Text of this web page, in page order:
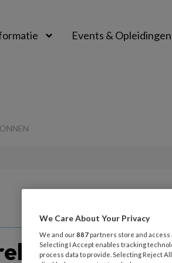
Events & Opleidingen
gewonnen
We Care About Your Privacy
We and our887 partners store and access
Selecting I Accept enables tracking
process data to provide. Selecting Reject